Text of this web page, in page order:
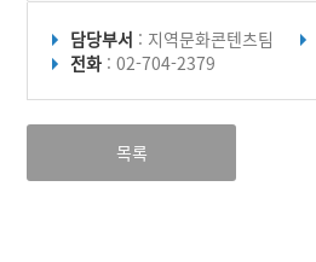
담당부서 : 지역문화콘텐츠팀
전화 : 02-704-2379
목록